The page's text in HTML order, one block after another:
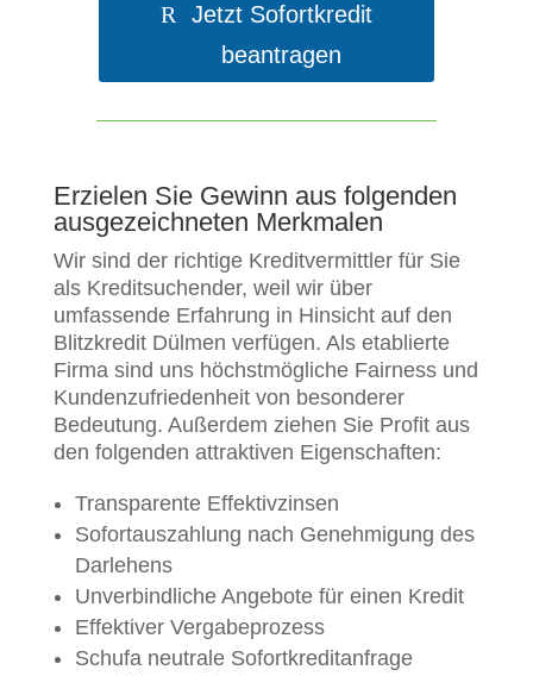
Jetzt Sofortkredit
beantragen
Erzielen Sie Gewinn aus folgenden
ausgezeichneten Merkmalen
Wir sind der richtige Kreditvermittler für Sie
als Kreditsuchender, weil wir über
umfassende Erfahrung in Hinsicht auf den
Blitzkredit Dülmen verfügen. Als etablierte
Firma sind uns höchstmögliche Fairness und
Kundenzufriedenheit von besonderer
Bedeutung. Außerdem ziehen Sie Profit aus
den folgenden attraktiven Eigenschaften:
Transparente Effektivzinsen
Sofortauszahlung nach Genehmigung des
Darlehens
Unverbindliche Angebote für einen Kredit
Effektiver Vergabeprozess
Schufa neutrale Sofortkreditanfrage